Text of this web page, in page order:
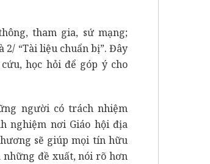
tham gia, sứ mạng;
2/ “Tài liệu chuẩn bị”. Đây
học hỏi để góp ý cho
người có trách nhiệm
nghiệm nơi Giáo hội địa
sẽ giúp mọi tín hữu
những đề xuất, nói rõ hơn